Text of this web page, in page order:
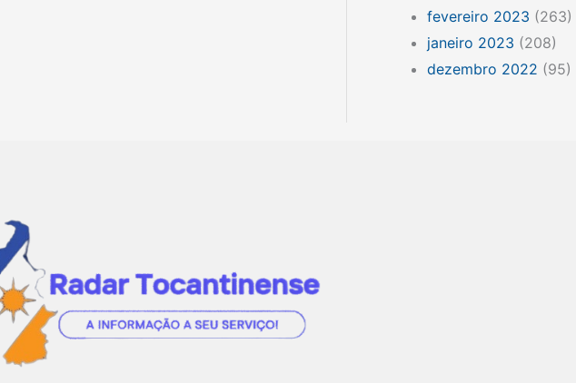
fevereiro 2023 (263)
janeiro 2023 (208)
dezembro 2022 (95)